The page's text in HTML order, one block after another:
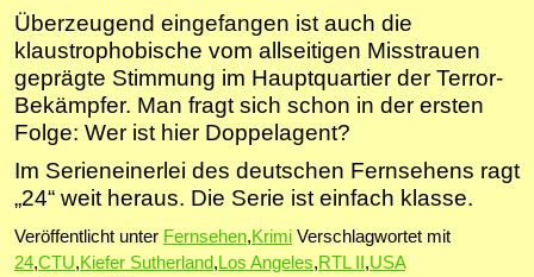
Überzeugend eingefangen ist auch die
klaustrophobische vom allseitigen Misstrauen
geprägte Stimmung im Hauptquartier der Terror-
Bekämpfer. Man fragt sich schon in der ersten
Folge: Wer ist hier Doppelagent?
Im Serieneinerlei des deutschen Fernsehens ragt
„24“ weit heraus. Die Serie ist einfach klasse.
Veröffentlicht unter Fernsehen,Krimi Verschlagwortet mit
24,CTU,Kiefer Sutherland, Los Angeles,RTL II ,USA